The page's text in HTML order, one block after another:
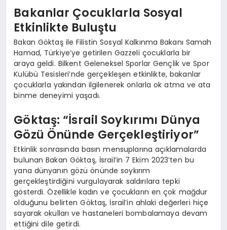
Bakanlar Çocuklarla Sosyal
Etkinlikte Buluştu
Bakan Göktaş ile Filistin Sosyal Kalkınma Bakanı Samah
Hamad, Türkiye’ye getirilen Gazzeli çocuklarla bir
araya geldi. Bilkent Geleneksel Sporlar Gençlik ve Spor
Kulübü Tesisleri’nde gerçekleşen etkinlikte, bakanlar
çocuklarla yakından ilgilenerek onlarla ok atma ve ata
binme deneyimi yaşadı.
Göktaş: “İsrail Soykırımı Dünya
Gözü Önünde Gerçekleştiriyor”
Etkinlik sonrasında basın mensuplarına açıklamalarda
bulunan Bakan Göktaş, İsrail’in 7 Ekim 2023’ten bu
yana dünyanın gözü önünde soykırım
gerçekleştirdiğini vurgulayarak saldırılara tepki
gösterdi. Özellikle kadın ve çocukların en çok mağdur
olduğunu belirten Göktaş, İsrail’in ahlaki değerleri hiçe
sayarak okulları ve hastaneleri bombalamaya devam
ettiğini dile getirdi.